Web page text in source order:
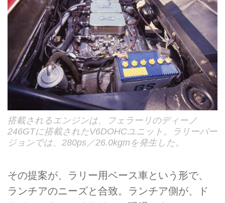
搭載されるエンジンは、フェラーリのディーノ
246GTに搭載されたV6DOHCユニット。ラリーバー
ジョンでは、280ps／26.0kgmを発生した。
その提案が、ラリー用ベース車という形で、
ランチアのニーズと合致。ランチア側が、ド